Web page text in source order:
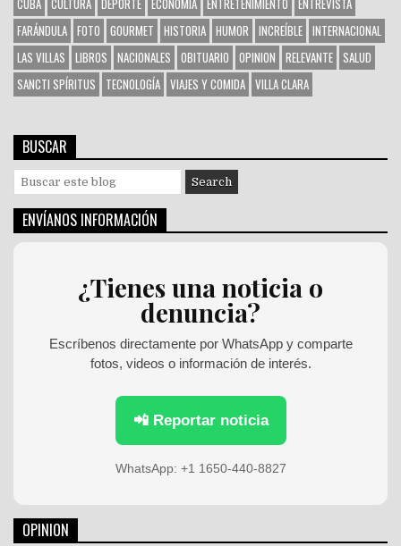
CUBA CULTURA DEPORTE ECONOMÍA ENTRETENIMIENTO ENTREVISTA
FARÁNDULA FOTO GOURMET HISTORIA HUMOR INCREÍBLE INTERNACIONAL
LAS VILLAS LIBROS NACIONALES OBITUARIO OPINION RELEVANTE SALUD
SANCTI SPÍRITUS
TECNOLOGÍA VIAJES Y COMIDA VILLA CLARA
BUSCAR
e
r
ENVÍANOS INFORMACIÓN
¿Tienes una noticia o
denuncia?
Escríbenos directamente por WhatsApp y comparte
fotos, videos o información de interés.
📲 Reportar noticia
WhatsApp: +1 1650-440-8827
OPINION